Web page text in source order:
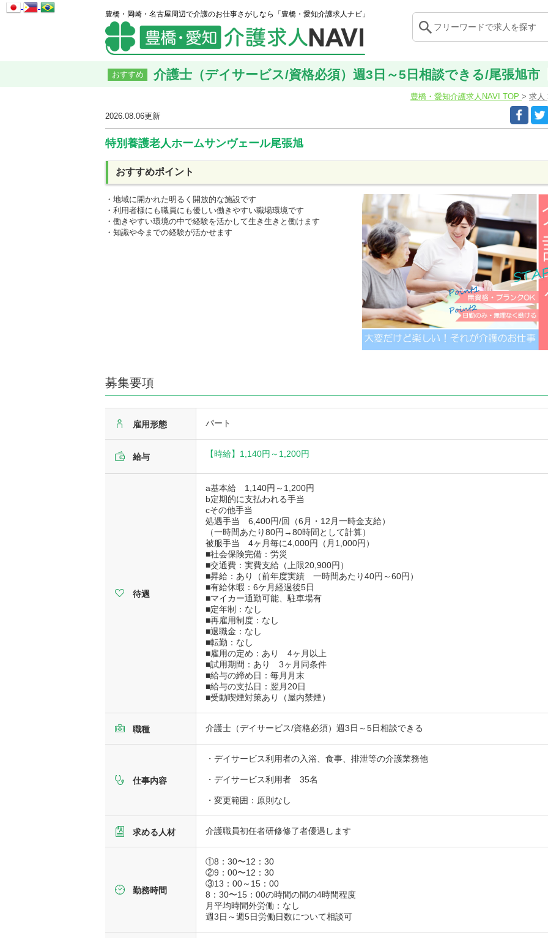
豊橋・岡崎・名古屋周辺で介護のお仕事さがしなら「豊橋・愛知介護求人ナビ」
おすすめ 介護士（デイサービス/資格必須）週3日～5日相談できる/尾張旭市
豊橋・愛知介護求人NAVI TOP 求人
2026.08.06更新
特別養護老人ホームサンヴェール尾張旭
おすすめポイント
・地域に開かれた明るく開放的な施設です
・利用者様にも職員にも優しい働きやすい職場環境です
・働きやすい環境の中で経験を活かして生き生きと働けます
・知識や今までの経験が活かせます
募集要項
雇用形態 パート
給与 【時給】 1,140円～ 1,200円
待遇
a基本給 1,140円～1,200円
b定期的に支払われる手当
cその他手当
処遇手当 6,400円/回（6月・12月一時金支給）
（一時間あたり80円→80時間として計算）
被服手当 4ヶ月毎に4,000円（月1,000円）
■社会保険完備：労災
■交通費：実費支給（上限20,900円）
■昇給：あり（前年度実績 一時間あたり40円～60円）
■有給休暇：6ケ月経過後5日
■マイカー通勤可能、駐車場有
■定年制：なし
■再雇用制度：なし
■退職金：なし
■転勤：なし
■雇用の定め：あり 4ヶ月以上
■試用期間：あり 3ヶ月同条件
■給与の締め日：毎月月末
■給与の支払日：翌月20日
■受動喫煙対策あり（屋内禁煙）
職種 介護士（デイサービス/資格必須）週3日～5日相談できる
仕事内容
・デイサービス利用者の入浴、食事、排泄等の介護業務他
・デイサービス利用者 35名
・変更範囲：原則なし
求める人材 介護職員初任者研修修了者優遇します
勤務時間
①8：30〜12：30
②9：00〜12：30
③13：00～15：00
8：30〜15：00の時間の間の4時間程度
月平均時間外労働：なし
週3日～週5日労働日数について相談可